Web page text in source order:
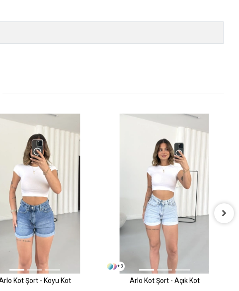
Kot Şort - Koyu Kot
+ 3
Arlo Kot Şort - Açık Kot